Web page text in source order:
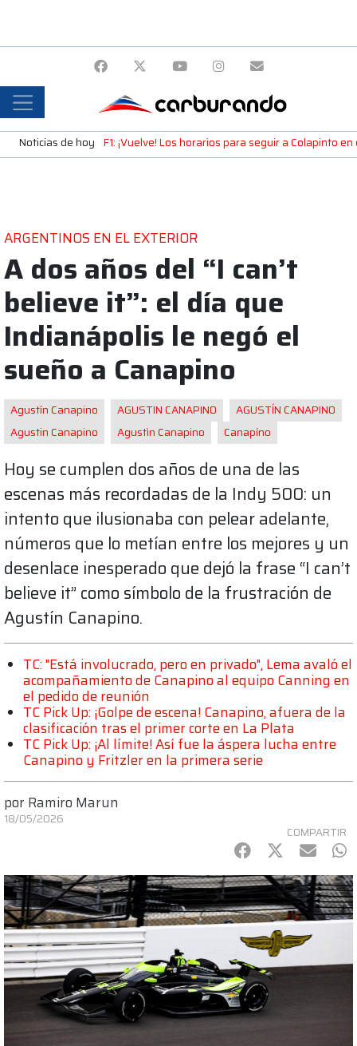
Noticias de hoy F1: ¡Vuelve! Los horarios para seguir a Colapinto en
ARGENTINOS EN EL EXTERIOR
A dos años del “I can’t
believe it”: el día que
Indianápolis le negó el
sueño a Canapino
Agustín Canapino AGUSTIN CANAPINO
AGUSTÍN CANAPINO
Agustin Canapino
Agustìn Canapino Canapíno
Hoy se cumplen dos años de una de las
escenas más recordadas de la Indy 500: un
intento que ilusionaba con pelear adelante,
números que lo metían entre los mejores y un
desenlace inesperado que dejó la frase “I can’t
believe it” como símbolo de la frustración de
Agustín Canapino.
TC: "Está involucrado, pero en privado", Lema avaló el
acompañamiento de Canapino al equipo Canning en
el pedido de reunión
TC Pick Up: ¡Golpe de escena! Canapino, afuera de la
clasificación tras el primer corte en La Plata
TC Pick Up: ¡Al límite! Así fue la áspera lucha entre
Canapino y Fritzler en la primera serie
por Ramiro Marun
18/05/2026
COMPARTIR
Facebook
Twitter
mail